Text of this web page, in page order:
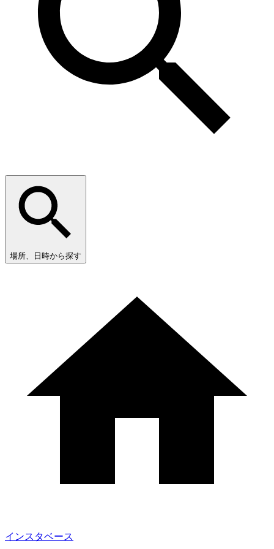
場所、日時から探す
インスタベース